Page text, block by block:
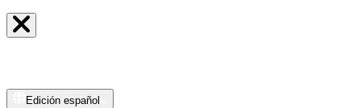
Edición español